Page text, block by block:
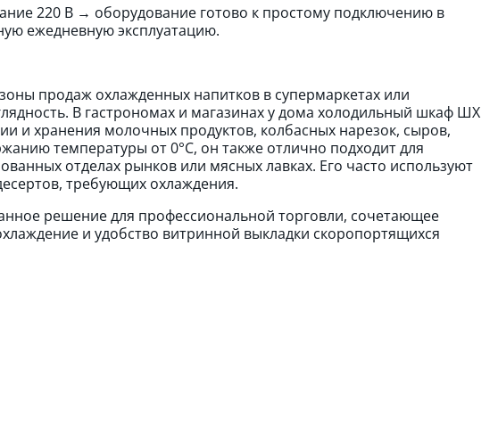
220 В → оборудование готово к простому подключению в
ежедневную эксплуатацию.
продаж охлажденных напитков в супермаркетах или
В гастрономах и магазинах у дома холодильный шкаф ШХ
и хранения молочных продуктов, колбасных нарезок, сыров,
температуры от 0°C, он также отлично подходит для
отделах рынков или мясных лавках. Его часто используют
требующих охлаждения.
решение для профессиональной торговли, сочетающее
и удобство витринной выкладки скоропортящихся